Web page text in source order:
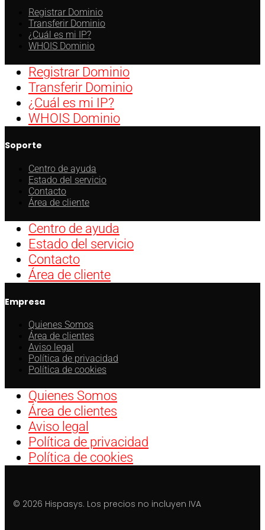
Registrar Dominio
Transferir Dominio
¿Cuál es mi IP?
WHOIS Dominio
Registrar Dominio
Transferir Dominio
¿Cuál es mi IP?
WHOIS Dominio
Soporte
Centro de ayuda
Estado del servicio
Contacto
Área de cliente
Centro de ayuda
Estado del servicio
Contacto
Área de cliente
Empresa
Quienes Somos
Área de clientes
Aviso legal
Política de privacidad
Política de cookies
Quienes Somos
Área de clientes
Aviso legal
Política de privacidad
Política de cookies
© 2026 Hispasys. Los precios no incluyen IVA